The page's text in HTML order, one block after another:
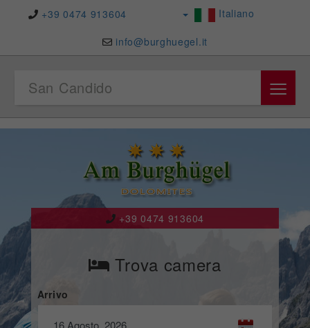
+39 0474 913604 Italiano
info@burghuegel.it
San Candido ≡
+39 0474 913604
Trova camera
Arrivo